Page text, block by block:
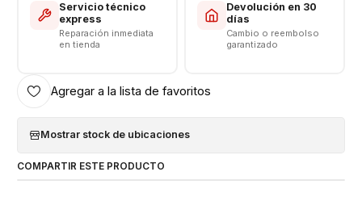
Servicio técnico
express
Reparación inmediata
en tienda
Devolución en 30
días
Cambio o reembolso
garantizado
Agregar a la lista de favoritos
Mostrar stock de ubicaciones
COMPARTIR ESTE PRODUCTO